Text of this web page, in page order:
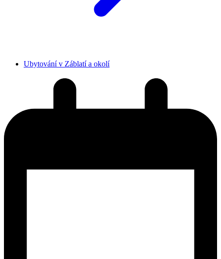
Ubytování v Záblatí a okolí